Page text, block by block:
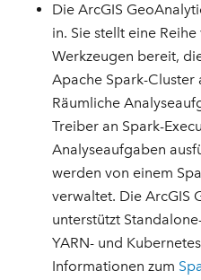
Die ArcGIS
in. Sie stellt eine
Werkzeugen bereit,
Apache Spark-Cluster
Räumliche
Treiber an Spark-
Analyseaufgaben
werden von einem
verwaltet. Die ArcGIS
unterstützt
YARN- und
Informationen zum